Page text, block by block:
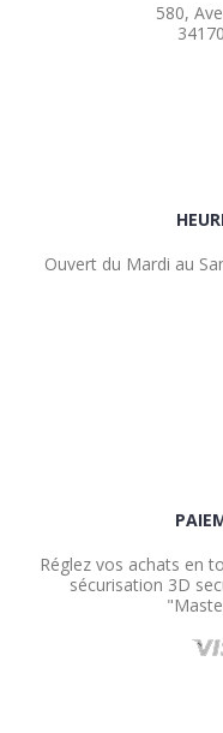
580,
Ouvert du Mardi au
Réglez vos achats en
sécurisation 3D